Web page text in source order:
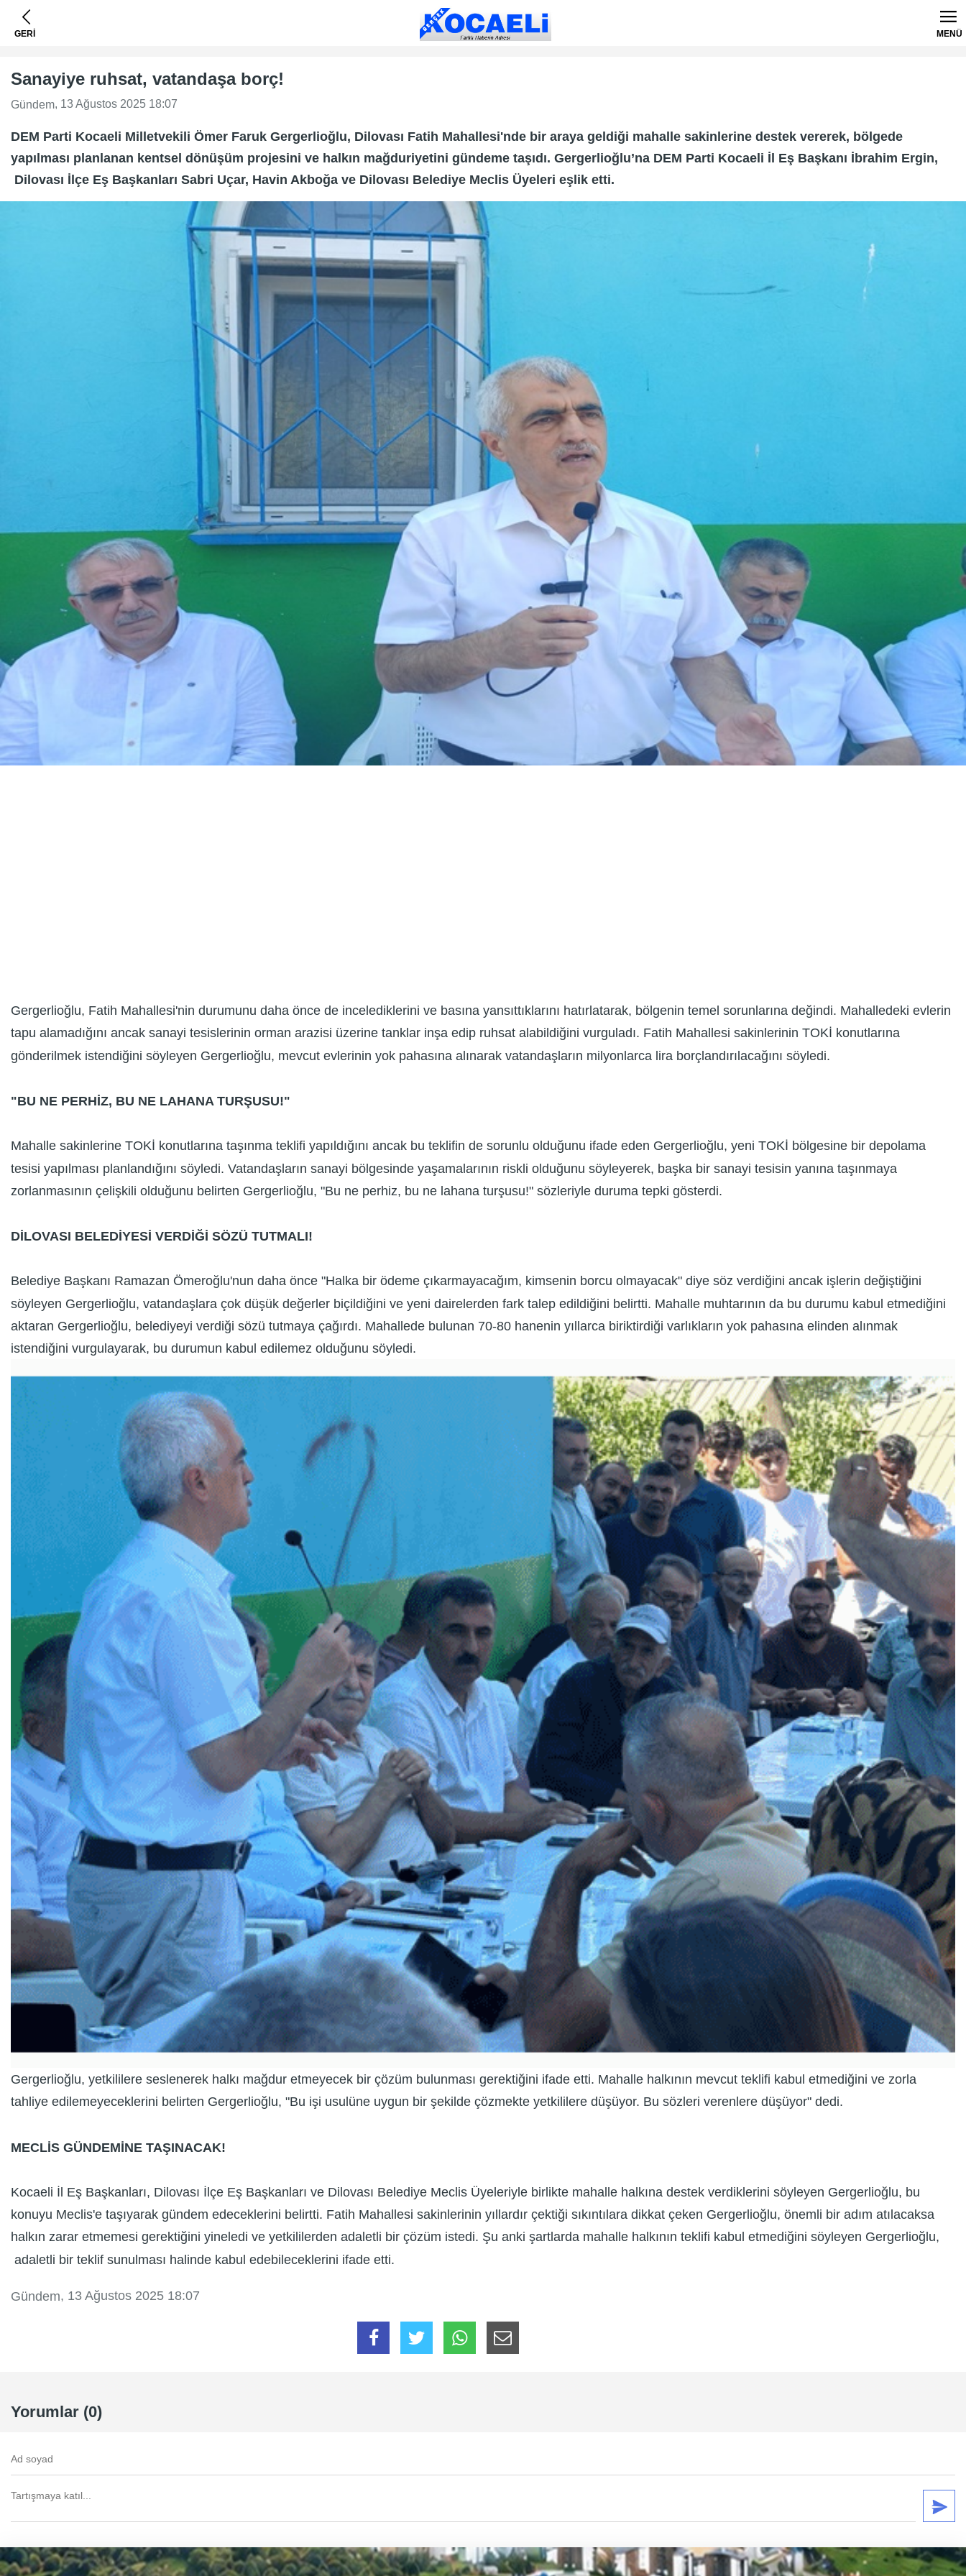
GERİ MENÜ
Sanayiye ruhsat, vatandaşa borç!
Gündem, 13 Ağustos 2025 18:07
DEM Parti Kocaeli Milletvekili Ömer Faruk Gergerlioğlu, Dilovası Fatih Mahallesi'nde bir araya geldiği mahalle sakinlerine destek vererek, bölgede
yapılması planlanan kentsel dönüşüm projesini ve halkın mağduriyetini gündeme taşıdı. Gergerlioğlu’na DEM Parti Kocaeli İl Eş Başkanı İbrahim Ergin,
Dilovası İlçe Eş Başkanları Sabri Uçar, Havin Akboğa ve Dilovası Belediye Meclis Üyeleri eşlik etti.
Gergerlioğlu, Fatih Mahallesi'nin durumunu daha önce de incelediklerini ve basına yansıttıklarını hatırlatarak, bölgenin temel sorunlarına değindi. Mahalledeki evlerin
tapu alamadığını ancak sanayi tesislerinin orman arazisi üzerine tanklar inşa edip ruhsat alabildiğini vurguladı. Fatih Mahallesi sakinlerinin TOKİ konutlarına
gönderilmek istendiğini söyleyen Gergerlioğlu, mevcut evlerinin yok pahasına alınarak vatandaşların milyonlarca lira borçlandırılacağını söyledi.
"BU NE PERHİZ, BU NE LAHANA TURŞUSU!"
Mahalle sakinlerine TOKİ konutlarına taşınma teklifi yapıldığını ancak bu teklifin de sorunlu olduğunu ifade eden Gergerlioğlu, yeni TOKİ bölgesine bir depolama
tesisi yapılması planlandığını söyledi. Vatandaşların sanayi bölgesinde yaşamalarının riskli olduğunu söyleyerek, başka bir sanayi tesisin yanına taşınmaya
zorlanmasının çelişkili olduğunu belirten Gergerlioğlu, "Bu ne perhiz, bu ne lahana turşusu!" sözleriyle duruma tepki gösterdi.
DİLOVASI BELEDİYESİ VERDİĞİ SÖZÜ TUTMALI!
Belediye Başkanı Ramazan Ömeroğlu'nun daha önce "Halka bir ödeme çıkarmayacağım, kimsenin borcu olmayacak" diye söz verdiğini ancak işlerin değiştiğini
söyleyen Gergerlioğlu, vatandaşlara çok düşük değerler biçildiğini ve yeni dairelerden fark talep edildiğini belirtti. Mahalle muhtarının da bu durumu kabul etmediğini
aktaran Gergerlioğlu, belediyeyi verdiği sözü tutmaya çağırdı. Mahallede bulunan 70-80 hanenin yıllarca biriktirdiği varlıkların yok pahasına elinden alınmak
istendiğini vurgulayarak, bu durumun kabul edilemez olduğunu söyledi.
Gergerlioğlu, yetkililere seslenerek halkı mağdur etmeyecek bir çözüm bulunması gerektiğini ifade etti. Mahalle halkının mevcut teklifi kabul etmediğini ve zorla
tahliye edilemeyeceklerini belirten Gergerlioğlu, "Bu işi usulüne uygun bir şekilde çözmekte yetkililere düşüyor. Bu sözleri verenlere düşüyor" dedi.
MECLİS GÜNDEMİNE TAŞINACAK!
Kocaeli İl Eş Başkanları, Dilovası İlçe Eş Başkanları ve Dilovası Belediye Meclis Üyeleriyle birlikte mahalle halkına destek verdiklerini söyleyen Gergerlioğlu, bu
konuyu Meclis'e taşıyarak gündem edeceklerini belirtti. Fatih Mahallesi sakinlerinin yıllardır çektiği sıkıntılara dikkat çeken Gergerlioğlu, önemli bir adım atılacaksa
halkın zarar etmemesi gerektiğini yineledi ve yetkililerden adaletli bir çözüm istedi. Şu anki şartlarda mahalle halkının teklifi kabul etmediğini söyleyen Gergerlioğlu,
adaletli bir teklif sunulması halinde kabul edebileceklerini ifade etti.
Gündem, 13 Ağustos 2025 18:07
Yorumlar (0)